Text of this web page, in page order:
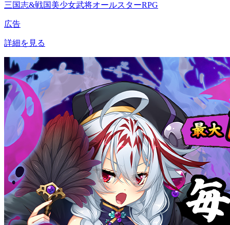
三国志&戦国美少女武将オールスターRPG
広告
詳細を見る